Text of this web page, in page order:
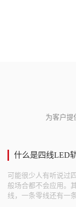
为客户提
什么是四线LED
可能很少人有听说过
般场合都不会应用。
线，一条零线还有一条